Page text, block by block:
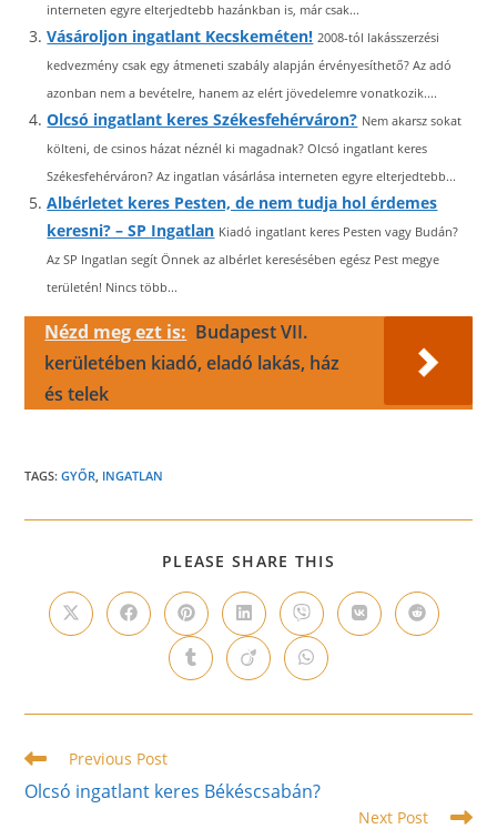
interneten egyre elterjedtebb hazánkban is, már csak...
Vásároljon ingatlant Kecskeméten! 2008-tól lakásszerzési
kedvezmény csak egy átmeneti szabály alapján érvényesíthető? Az adó
azonban nem a bevételre, hanem az elért jövedelemre vonatkozik....
Olcsó ingatlant keres Székesfehérváron? Nem akarsz sokat
költeni, de csinos házat néznél ki magadnak? Olcsó ingatlant keres
Székesfehérváron? Az ingatlan vásárlása interneten egyre elterjedtebb...
Albérletet keres Pesten, de nem tudja hol érdemes
keresni? – SP Ingatlan Kiadó ingatlant keres Pesten vagy Budán?
Az SP Ingatlan segít Önnek az albérlet keresésében egész Pest megye
területén! Nincs több...
Nézd meg ezt is: Budapest VII.
kerületében kiadó, eladó lakás, ház
és telek
TAGS:GYŐR, INGATLAN
PLEASE SHARE THIS
CONTENT
Opens
in
Opens
in
window
Opens
in
a
new
window
Opens
in
a
new
window
Opens
in
a
new
window
Opens
in
Opens
in
Opens
in
new
Opens
in
new
Opens
in
new
Read
more
articles
Previous Post
Olcsó ingatlant keres Békéscsabán?
Next Post